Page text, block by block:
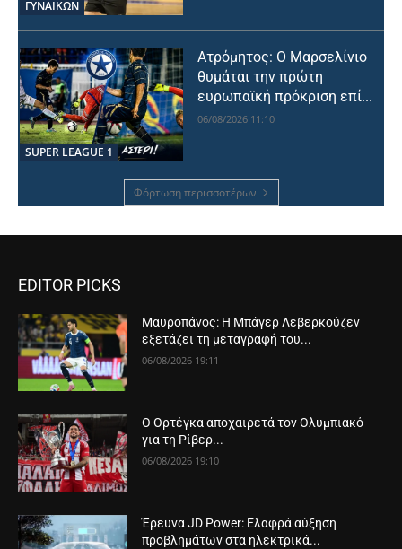
ΓΥΝΑΙΚΩΝ
SUPER LEAGUE 1
Ατρόμητος: Ο Μαρσελίνιο
θυμάται την πρώτη
ευρωπαϊκή πρόκριση επί...
06/08/2026 11:10
Φόρτωση περισσοτέρων
EDITOR PICKS
Μαυροπάνος: Η Μπάγερ Λεβερκούζεν
εξετάζει τη μεταγραφή του...
06/08/2026 19:11
Ο Ορτέγκα αποχαιρετά τον Ολυμπιακό
για τη Ρίβερ...
06/08/2026 19:10
Έρευνα JD Power: Ελαφρά αύξηση
προβλημάτων στα ηλεκτρικά...